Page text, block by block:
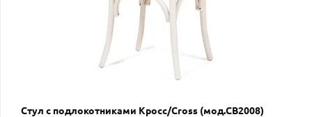
Стул с подлокотниками Кросс/Cross (мод.CB2008)